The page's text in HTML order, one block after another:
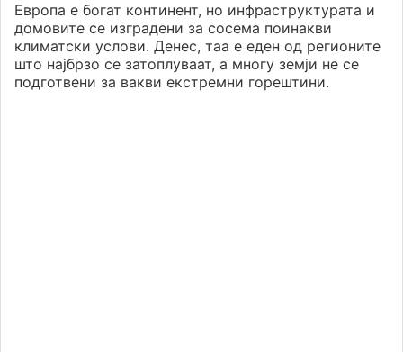
Европа е богат континент, но инфраструктурата и
домовите се изградени за сосема поинакви
климатски услови. Денес, таа е еден од регионите
што најбрзо се затоплуваат, а многу земји не се
подготвени за вакви екстремни горештини.